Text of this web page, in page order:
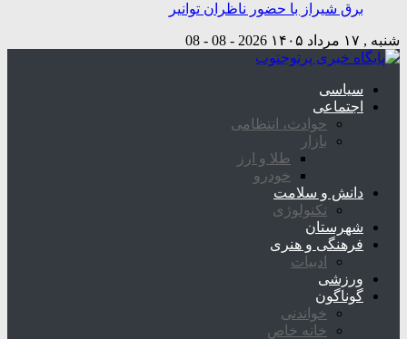
برق شیراز با حضور ناظران توانیر
شنبه , ۱۷ مرداد ۱۴۰۵ 2026 - 08 - 08
سیاسی
اجتماعی
حوادث، انتظامی
بازار
طلا و ارز
خودرو
دانش و سلامت
تکنولوژی
شهرستان
فرهنگی و هنری
ادبیات
ورزشی
گوناگون
خواندنی
خانه خاص